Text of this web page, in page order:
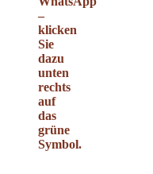
–
klicken
Sie
dazu
unten
rechts
auf
das
grüne
Symbol.